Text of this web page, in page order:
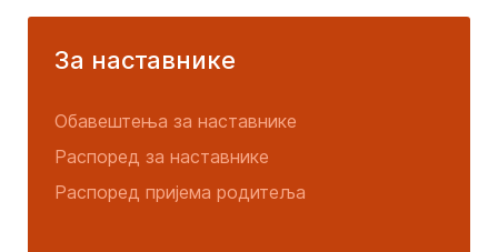
За наставнике
Обавештења за наставнике
Распоред за наставнике
Распоред пријема родитеља